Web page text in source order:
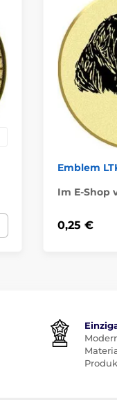
Emblem
Im E-Shop
0,25 €